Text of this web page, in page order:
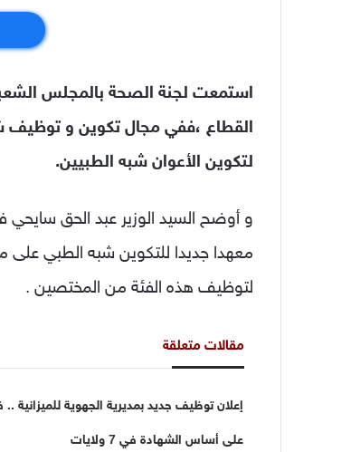
استمعت لجنة الصحة بالمجلس
لتكوين الأعوان شبه الطبيين.
لتوظيف هذه الفئة من المختصين .
مقالات متعلقة
إعلان توظيف جديد بمديرية الجهوية للميزانية
على أساس الشهادة في 7 ولايات